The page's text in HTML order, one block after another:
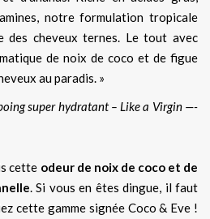
notre formulation tropicale
des cheveux ternes. Le tout avec
de noix de coco et de figue
au paradis. »
super hydratant – Like a Virgin —-
cette odeur de noix de coco et de
. Si vous en êtes dingue, il faut
cette gamme signée Coco & Eve !